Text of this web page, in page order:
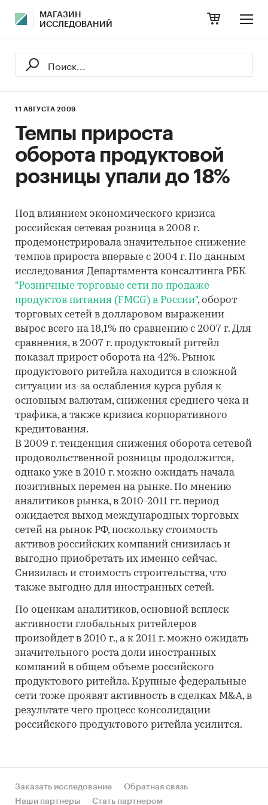
МАГАЗИН
ИССЛЕДОВАНИЙ
11 АВГУСТА 2009
Темпы прироста
оборота продуктовой
розницы упали до 18%
Под влиянием экономического кризиса
российская сетевая розница в 2008 г.
продемонстрировала значительное снижение
темпов прироста впервые с 2004 г. По данным
исследования Департамента консалтинга РБК
"Розничные торговые сети по продаже
продуктов питания (FMCG) в России", оборот
торговых сетей в долларовом выражении
вырос всего на 18,1% по сравнению с 2007 г. Для
сравнения, в 2007 г. продуктовый ритейл
показал прирост оборота на 42%. Рынок
продуктового ритейла находится в сложной
ситуации из-за ослабления курса рубля к
основным валютам, снижения среднего чека и
трафика, а также кризиса корпоративного
кредитования.
В 2009 г. тенденция снижения оборота сетевой
продовольственной розницы продолжится,
однако уже в 2010 г. можно ожидать начала
позитивных перемен на рынке. По мнению
аналитиков рынка, в 2010-2011 гг. период
ожидается выход международных торговых
сетей на рынок РФ, поскольку стоимость
активов российских компаний снизилась и
выгодно приобретать их именно сейчас.
Снизилась и стоимость строительства, что
также выгодно для иностранных сетей.
По оценкам аналитиков, основной всплеск
активности глобальных ритейлеров
произойдет в 2010 г., а к 2011 г. можно ожидать
значительного роста доли иностранных
компаний в общем объеме российского
продуктового ритейла. Крупные федеральные
сети тоже проявят активность в сделках M&A, в
результате чего процесс консолидации
российского продуктового ритейла усилится.
Заказать исследование
Обратная связь
Наши партнеры
Стать партнером